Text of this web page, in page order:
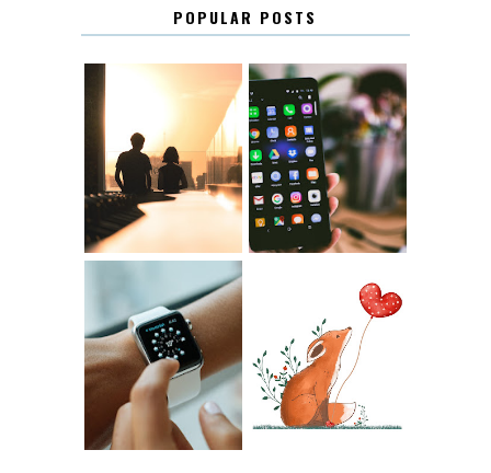
POPULAR POSTS
KONTAKT KONTAKTLISTA
12.30 LUGN